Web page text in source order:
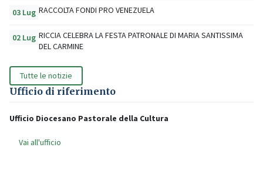
03 Lug RACCOLTA FONDI PRO VENEZUELA
02 Lug RICCIA CELEBRA LA FESTA PATRONALE DI MARIA SANTISSIMA
DEL CARMINE
Tutte le notizie
Ufficio di riferimento
Ufficio Diocesano Pastorale della Cultura
Vai all'ufficio